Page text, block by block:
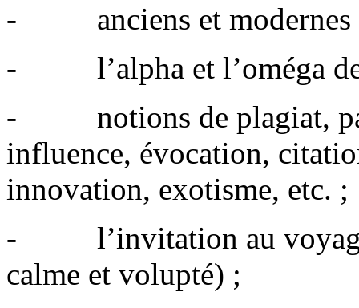
- anciens et modernes
- l’alpha et l’oméga des
- notions de plagiat,
influence, évocation,
innovation, exotisme, etc. ;
- l’invitation au voyage
calme et volupté) ;